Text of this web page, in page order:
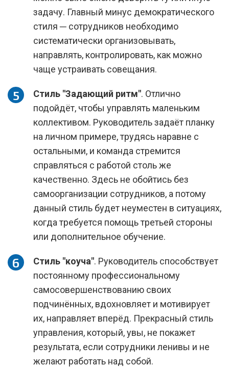
задачу. Главный минус демократического
стиля ─ сотрудников необходимо
систематически организовывать,
направлять, контролировать, как можно
чаще устраивать совещания.
Стиль "Задающий ритм". Отлично
подойдёт, чтобы управлять маленьким
коллективом. Руководитель задаёт планку
на личном примере, трудясь наравне с
остальными, и команда стремится
справляться с работой столь же
качественно. Здесь не обойтись без
самоорганизации сотрудников, а потому
данный стиль будет неуместен в ситуациях,
когда требуется помощь третьей стороны
или дополнительное обучение.
Стиль "коуча". Руководитель способствует
постоянному профессиональному
самосовершенствованию своих
подчинённых, вдохновляет и мотивирует
их, направляет вперёд. Прекрасный стиль
управления, который, увы, не покажет
результата, если сотрудники ленивы и не
желают работать над собой.